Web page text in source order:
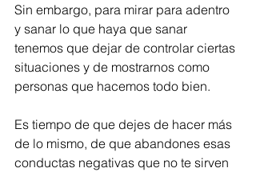
Sin embargo, para mirar para adentro
y sanar lo que haya que sanar
tenemos que dejar de controlar ciertas
situaciones y de mostrarnos como
personas que hacemos todo bien.
Es tiempo de que dejes de hacer más
de lo mismo, de que abandones esas
conductas negativas que no te sirven